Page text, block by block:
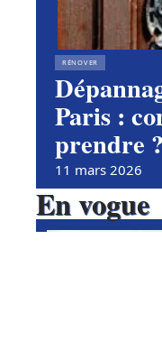
RÉNOVER
Paris :
prendre ?
11 mars 2026
En vogue